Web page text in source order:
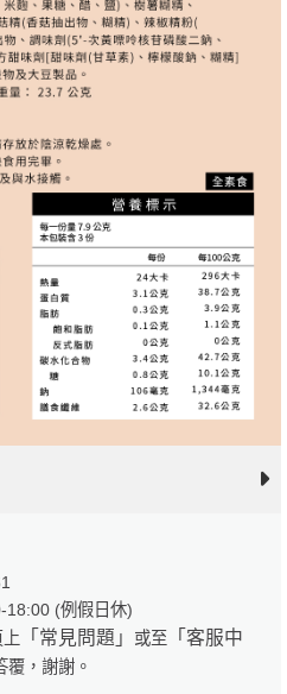
18:00 (例假日休)
「常見問題」 或至「客服中
覆，謝謝。